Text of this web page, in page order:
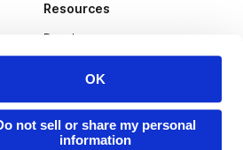
OK
not sell or share my personal
information
Resources
Developers